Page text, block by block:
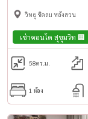
Central Embassy ✨
วิทยุ ชิดลม หลังสวน
เช่าคอนโด สุขุมวิท 🏢
58ตร.ม.
1 ห้อง